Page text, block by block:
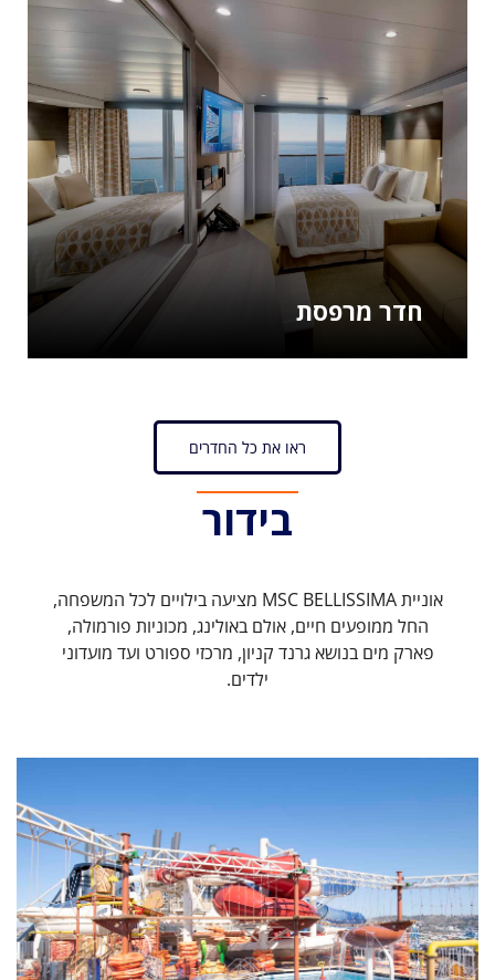
חדר מרפסת
ראו את כל החדרים
בידור
אוניית MSC BELLISSIMA מציעה בילויים לכל המשפחה,
החל ממופעים חיים, אולם באולינג, מכוניות פורמולה,
פארק מים בנושא גרנד קניון, מרכזי ספורט ועד מועדוני
ילדים.